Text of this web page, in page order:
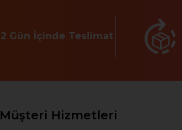
2 Gün İçinde Teslimat
Müşteri Hizmetleri